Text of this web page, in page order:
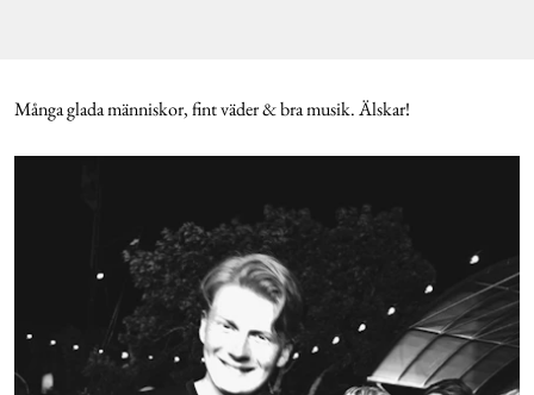
Många glada människor, fint väder & bra musik. Älskar!